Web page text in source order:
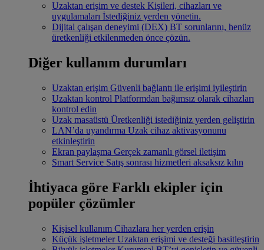
Uzaktan erişim ve destek Kişileri, cihazları ve
uygulamaları İstediğiniz yerden yönetin.
Dijital çalışan deneyimi (DEX) BT sorunlarını, henüz
üretkenliği etkilenmeden önce çözün.
Diğer kullanım durumları
Uzaktan erişim Güvenli bağlantı ile erişimi iyileştirin
Uzaktan kontrol Platformdan bağımsız olarak cihazları
kontrol edin
Uzak masaüstü Üretkenliği istediğiniz yerden geliştirin
LAN’da uyandırma Uzak cihaz aktivasyonunu
etkinleştirin
Ekran paylaşma Gerçek zamanlı görsel iletişim
Smart Service Satış sonrası hizmetleri aksaksız kılın
İhtiyaca göre Farklı ekipler için
popüler çözümler
Kişisel kullanım Cihazlara her yerden erişin
Küçük işletmeler Uzaktan erişimi ve desteği basitleştirin